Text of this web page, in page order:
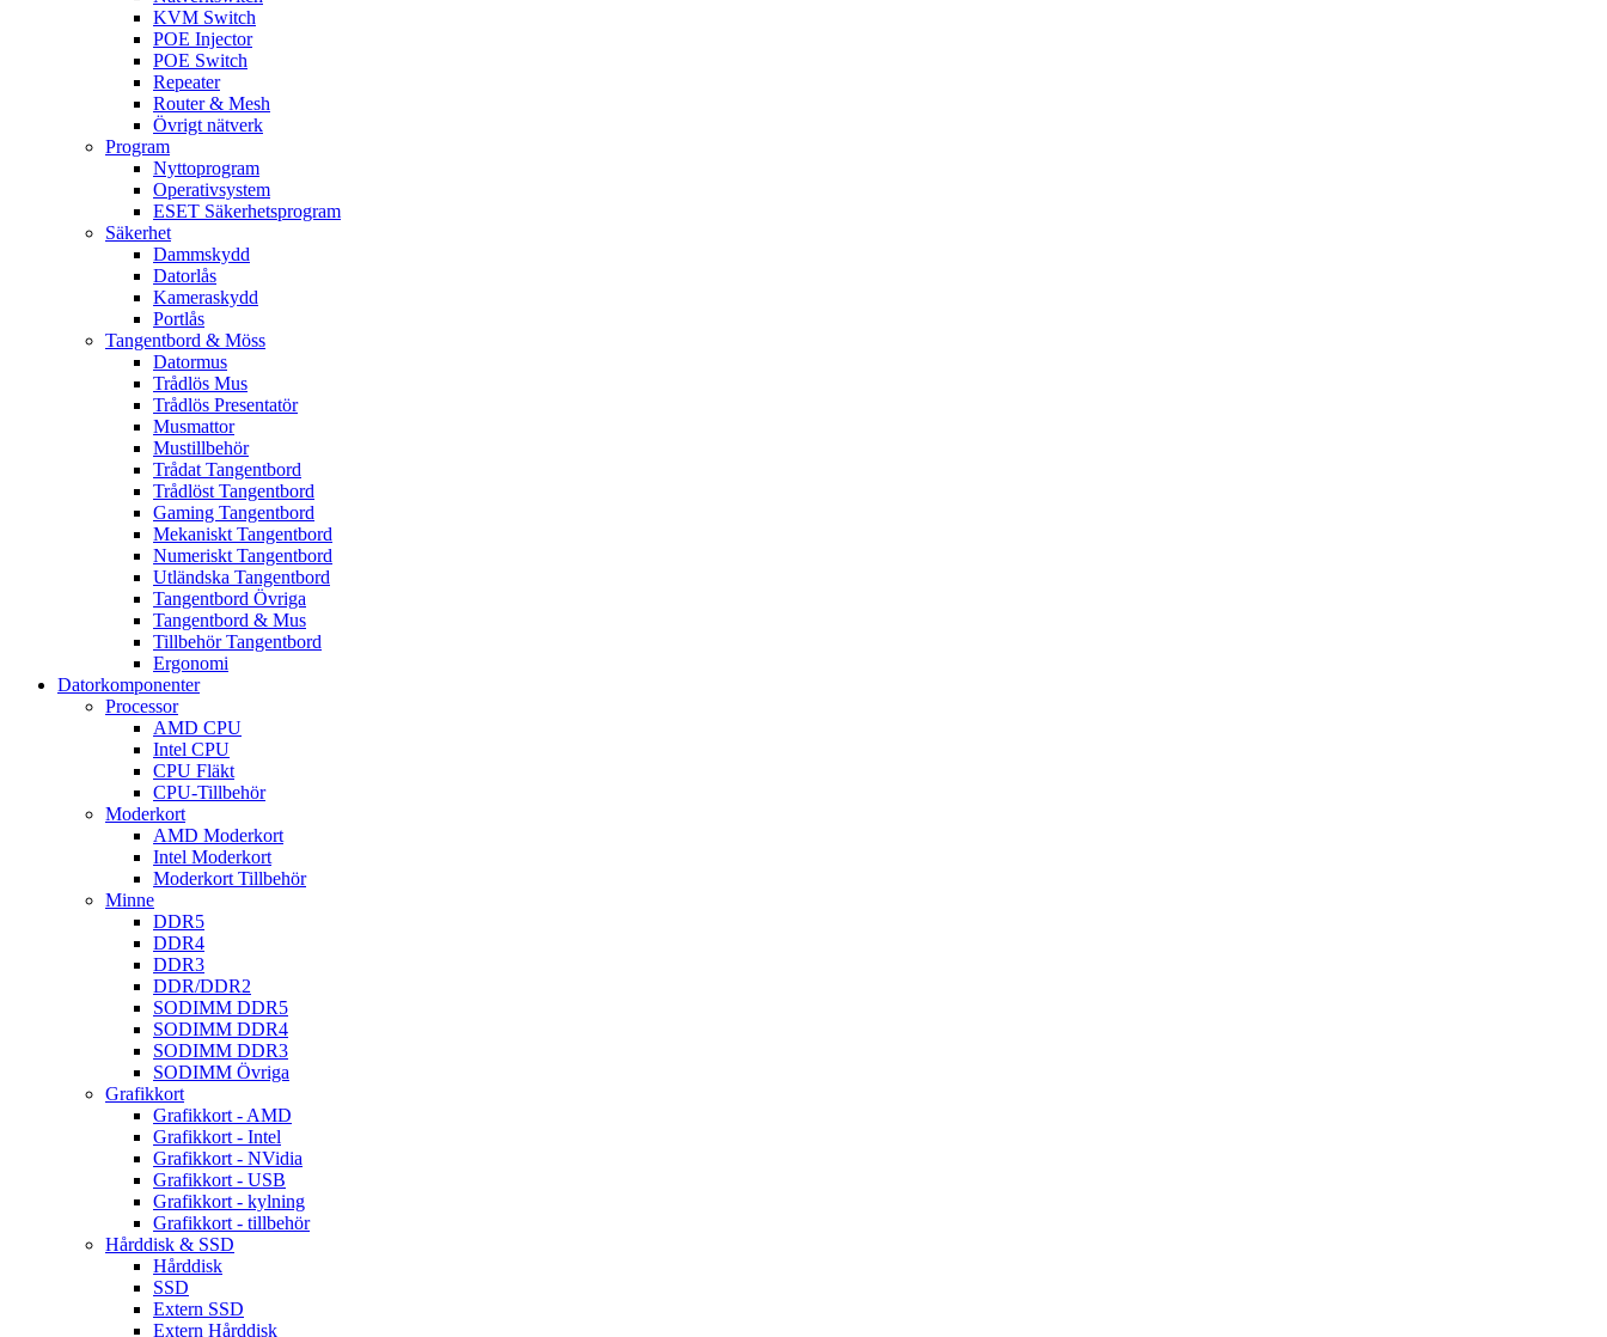
KVM Switch
POE Injector
POE Switch
Repeater
Router & Mesh
Övrigt nätverk
Program
Nyttoprogram
Operativsystem
ESET Säkerhetsprogram
Säkerhet
Dammskydd
Datorlås
Kameraskydd
Portlås
Tangentbord & Möss
Datormus
Trådlös Mus
Trådlös Presentatör
Musmattor
Mustillbehör
Trådat Tangentbord
Trådlöst Tangentbord
Gaming Tangentbord
Mekaniskt Tangentbord
Numeriskt Tangentbord
Utländska Tangentbord
Tangentbord Övriga
Tangentbord & Mus
Tillbehör Tangentbord
Ergonomi
Datorkomponenter
Processor
AMD CPU
Intel CPU
CPU Fläkt
CPU-Tillbehör
Moderkort
AMD Moderkort
Intel Moderkort
Moderkort Tillbehör
Minne
DDR5
DDR4
DDR3
DDR/DDR2
SODIMM DDR5
SODIMM DDR4
SODIMM DDR3
SODIMM Övriga
Grafikkort
Grafikkort - AMD
Grafikkort - Intel
Grafikkort - NVidia
Grafikkort - USB
Grafikkort - kylning
Grafikkort - tillbehör
Hårddisk & SSD
Hårddisk
SSD
Extern SSD
Extern Hårddisk